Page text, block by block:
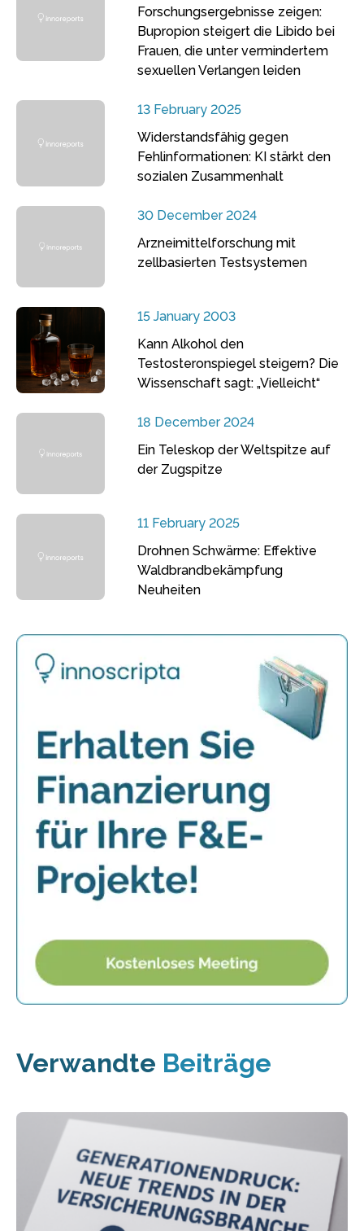
Forschungsergebnisse zeigen:
Bupropion steigert die Libido bei
Frauen, die unter vermindertem
sexuellen Verlangen leiden
13 February 2025
Widerstandsfähig gegen
Fehlinformationen: KI stärkt den
sozialen Zusammenhalt
30 December 2024
Arzneimittelforschung mit
zellbasierten Testsystemen
15 January 2003
Kann Alkohol den
Testosteronspiegel steigern? Die
Wissenschaft sagt: „Vielleicht“
18 December 2024
Ein Teleskop der Weltspitze auf
der Zugspitze
11 February 2025
Drohnen Schwärme: Effektive
Waldbrandbekämpfung
Neuheiten
Verwandte Beiträge